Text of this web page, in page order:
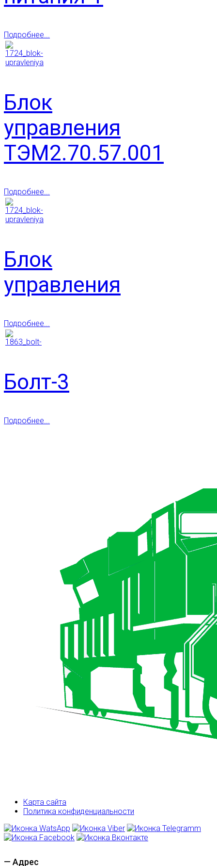
Подробнее...
Блок
управления
ТЭМ2.70.57.001
Подробнее...
Блок
управления
Подробнее...
Болт-3
Подробнее...
Карта сайта
Политика конфиденциальности
— Адрес